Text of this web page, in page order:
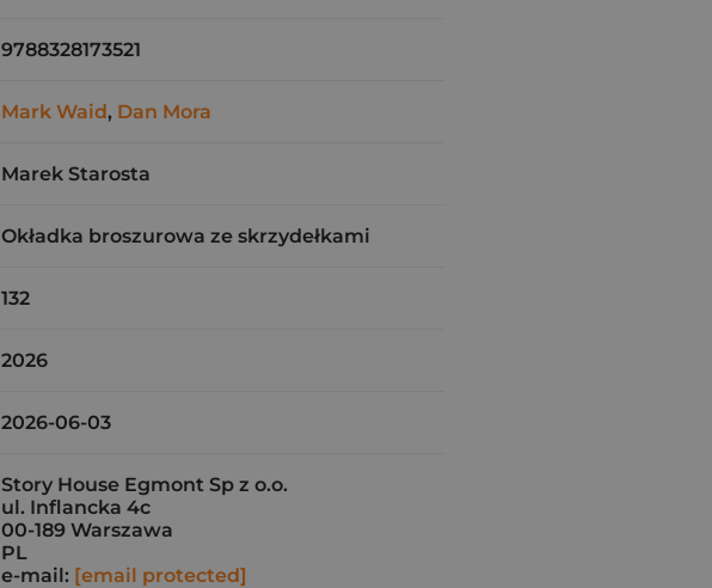
9788328173521
Mark Waid, Dan Mora
Marek Starosta
Okładka broszurowa ze skrzydełkami
132
2026
2026-06-03
Story House Egmont Sp z o.o.
ul. Inflancka 4c
00-189 Warszawa
PL
e-mail: [email protected]